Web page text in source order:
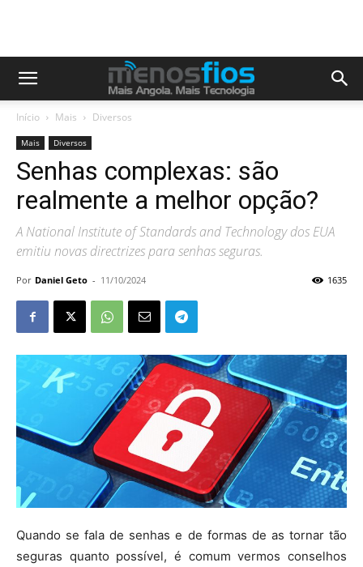
Início Mais Diversos
Mais Diversos
Senhas complexas: são
realmente a melhor opção?
A National Institute of Standards and Technology dos EUA
emitiu novas directrizes para senhas seguras.
Por Daniel Geto - 11/10/2024 1635
Quando se fala de senhas e de formas de as tornar tão
seguras quanto possível, é comum vermos conselhos